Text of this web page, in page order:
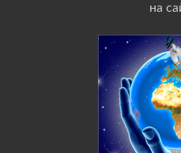
на